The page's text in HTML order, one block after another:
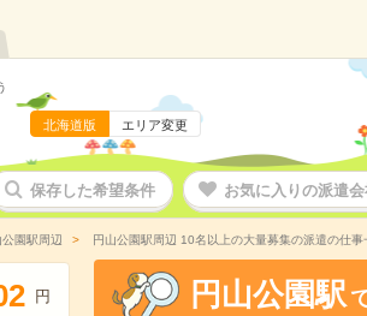
北海道版 エリア変更
保存した希望条件 お気に入りの派遣会
公園駅周辺 円山公園駅周辺 10名以上の大量募集の派遣の仕事
2 円 円山公園駅